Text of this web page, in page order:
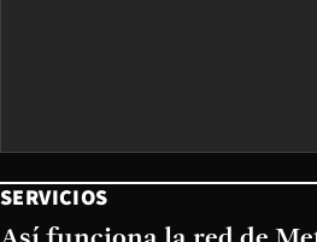
SERVICIOS